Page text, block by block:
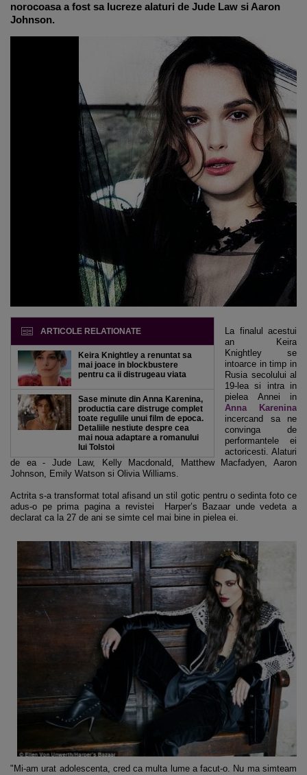
norocoasa a fost sa lucreze alaturi de Jude Law si Aaron
Johnson.
ARTICOLE RELATIONATE
Keira Knightley a renuntat sa
mai joace in blockbustere
pentru ca ii distrugeau viata
Sase minute din Anna Karenina,
productia care distruge complet
toate regulile unui film de epoca.
Detaliile nestiute despre cea
mai noua adaptare a romanului
lui Tolstoi
La finalul acestui
an Keira
Knightley se
intoarce in timp in
Rusia secolului al
19-lea si intra in
pielea Annei in
Anna Karenina
incercand sa ne
convinga de
performantele ei
actoricesti. Alaturi
de ea - Jude Law, Kelly Macdonald, Matthew Macfadyen, Aaron
Johnson, Emily Watson si Olivia Williams.
Actrita s-a transformat total afisand un stil gotic pentru o sedinta foto ce
adus-o pe prima pagina a revistei Harper’s Bazaar unde vedeta a
declarat ca la 27 de ani se simte cel mai bine in pielea ei.
"Mi-am urat adolescenta, cred ca multa lume a facut-o. Nu ma simteam